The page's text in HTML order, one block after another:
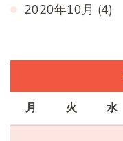
2020年10月 (4)
月 火 水